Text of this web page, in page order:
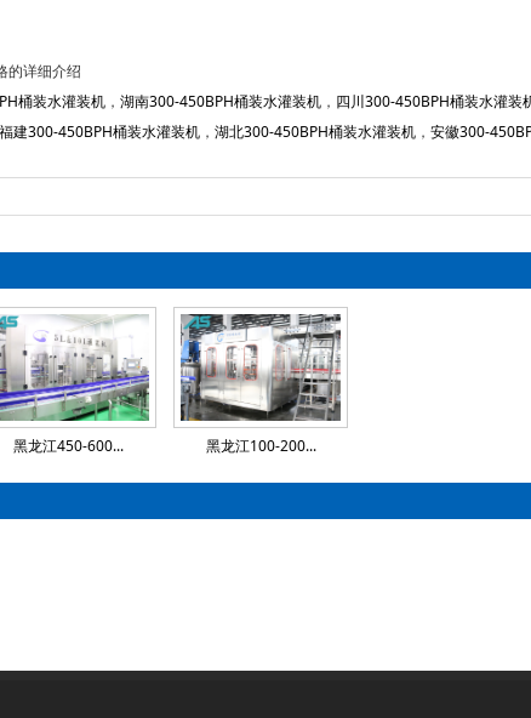
的详细介绍
桶装水灌装机 ， 湖南300-450BPH桶装水灌装机 ， 四川300-450BPH桶装水灌装
福建300-450BPH桶装水灌装机 ， 湖北300-450BPH桶装水灌装机 ， 安徽300-
黑龙江450-600... 黑龙江100-200...